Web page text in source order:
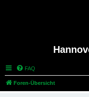
FAQ
Foren-Übersicht